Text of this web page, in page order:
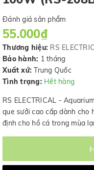
Đánh giá sản phẩm
55.000₫
Thương hiệu: RS
Bảo hành: 1 tháng
Xuất xứ: Trung Quốc
Tình trạng: Hết hàng
RS ELECTRICAL -
que sưởi cao cấp dành cho
định cho hồ cá trong mùa